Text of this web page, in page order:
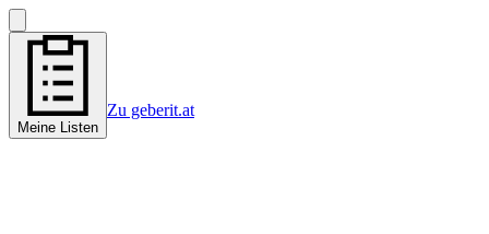
Meine Listen
Zu geberit.at